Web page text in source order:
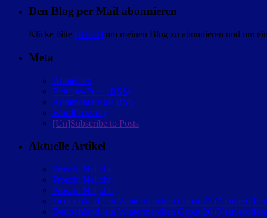
Den Blog per Mail abonnieren
Klicke bitte [HIER] um meinen Blog zu abonnieren und um
Meta
Anmelden
Beitrags-Feed (RSS)
Kommentare als RSS
WordPress.org
[Un]Subscribe to Posts
Aktuelle Artikel
Proscht Neijohr!
Proscht Neijohr!
Proscht Neijohr!
Deutschland, ein Wintermärchen Caput 27
Deutschland, ein Wintermärchen Caput 26